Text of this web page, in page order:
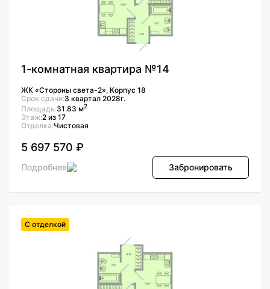
1-комнатная квартира №14
ЖК «Стороны света-2», Корпус 18
Срок сдачи:3 квартал 2028г.
Площадь:31.83 м2
Этаж:2 из 17
Отделка:Чистовая
5 697 570 ₽
Подробнее Забронировать
С отделкой